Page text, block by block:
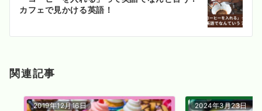
ン
カフェで見かける英語！
関連記事
2019年12月16日 2024年3月23日